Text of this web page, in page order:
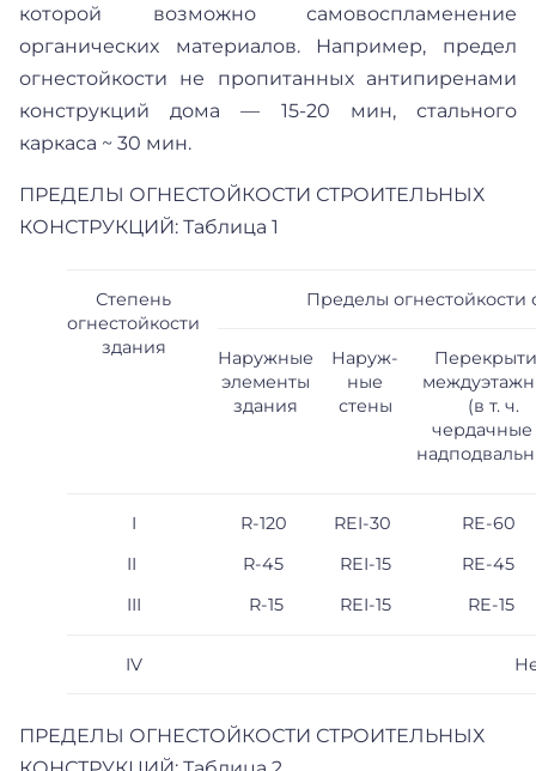
которой возможно самовоспламенение
органических материалов. Например, предел
огнестойкости не пропитанных антипиренами
конструкций дома — 15-20 мин, стального
каркаса ~ 30 мин.
ПРЕДЕЛЫ ОГНЕСТОЙКОСТИ СТРОИТЕЛЬНЫХ
КОНСТРУКЦИЙ: Таблица 1
Степень
огнестойкости
здания
Пределы огнестойкости
Наружные
элементы
здания
Наруж-
ные
стены
(в т. ч.
I
II
III
R-120
R-45
R-15
REI-30
REI-15
REI-15
RE-60
RE-45
RE-15
IV
ПРЕДЕЛЫ ОГНЕСТОЙКОСТИ СТРОИТЕЛЬНЫХ